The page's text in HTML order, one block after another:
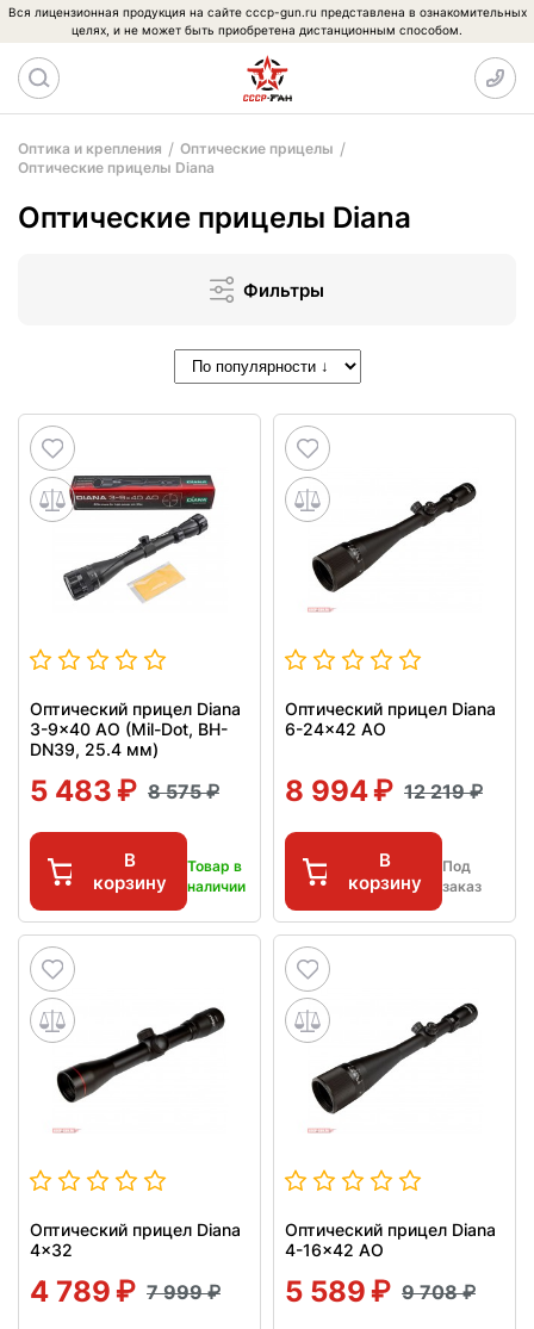
Вся лицензионная продукция на сайте cccp-gun.ru представлена в ознакомительных
целях, и не может быть приобретена дистанционным способом.
Оптика и крепления
Оптические прицелы
Оптические прицелы Diana
Оптические прицелы Diana
Фильтры
Оптический прицел Diana
3-9x40 AO (Mil-Dot, BH-
DN39, 25.4 мм)
5 483 8 575
В
корзину
Товар в
наличии
Оптический прицел Diana
6-24x42 AO
8 994 12 219
В
корзину
Под
заказ
Оптический прицел Diana
4x32
4 789 7 999
Оптический прицел Diana
4-16x42 AO
5 589 9 708